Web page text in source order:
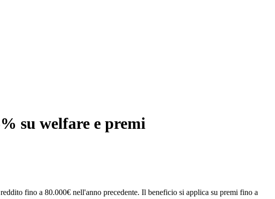
su welfare e premi
fino a 80.000€ nell'anno precedente. Il beneficio si applica su premi fino a